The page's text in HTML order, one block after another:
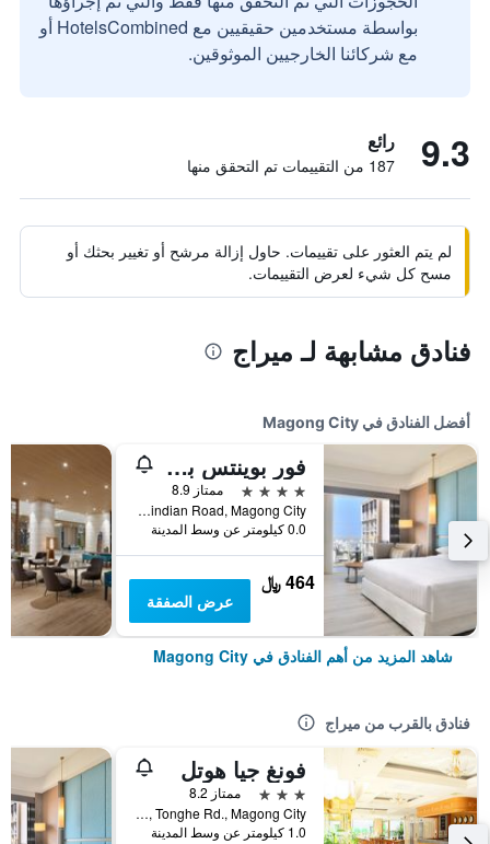
بواسطة مستخدمين حقيقيين مع HotelsCombined أو
مع شركائنا الخارجيين الموثوقين.
9.3 رائع
187 من التقييمات تم التحقق منها
لم يتم العثور على تقييمات. حاول إزالة مرشح أو تغيير بحثك أو
مسح كل شيء لعرض التقييمات.
فنادق مشابهة لـ ميراج
أفضل الفنادق في Magong City
فور بوينتس باي شيراتون بينغو
4 نجوم
ممتاز 8.9
No 197 Xindian Road, Magong City, تايوان
0.0 كيلومتر عن وسط المدينة
464 ﷼
عرض الصفقة
شاهد المزيد من أهم الفنادق في Magong City
فنادق بالقرب من ميراج
فونغ جيا هوتل
3 نجوم
ممتاز 8.2
No.2, Tonghe Rd., Magong City, تايوان
1.0 كيلومتر عن وسط المدينة